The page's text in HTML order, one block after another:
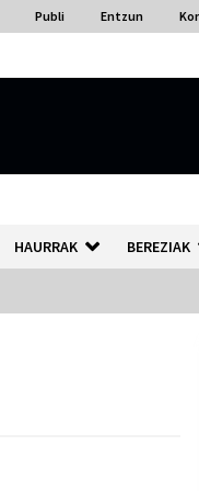
Publi Entzun
HAURRAK BEREZIAK